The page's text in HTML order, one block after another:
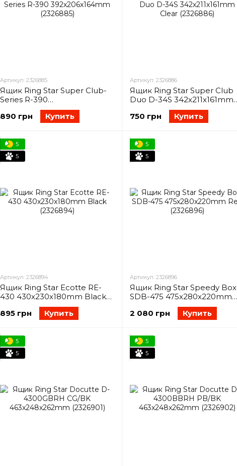
Артикул: 2326885
Ящик Ring Star Super Club-
Series R-390
392x206x164mm (2326885)
890 грн Купить
Артикул: 2326886
Ящик Ring Star Super Club
Duo D-34S 342x211x161mm
Clear (2326886)
750 грн Купить
5
5
Артикул: 2326894
Ящик Ring Star Ecotte RE-
430 430x230x180mm Black
895 грн Купить
5
5
Артикул: 2326896
Ящик Ring Star Speedy Box
SDB-475 475x280x220mm
Red (2326896)
2 080 грн Купить
5
5
5
5